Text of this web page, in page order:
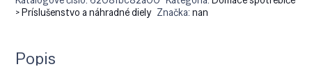
> Príslušenstvo a náhradné diely Značka:nan
Popis